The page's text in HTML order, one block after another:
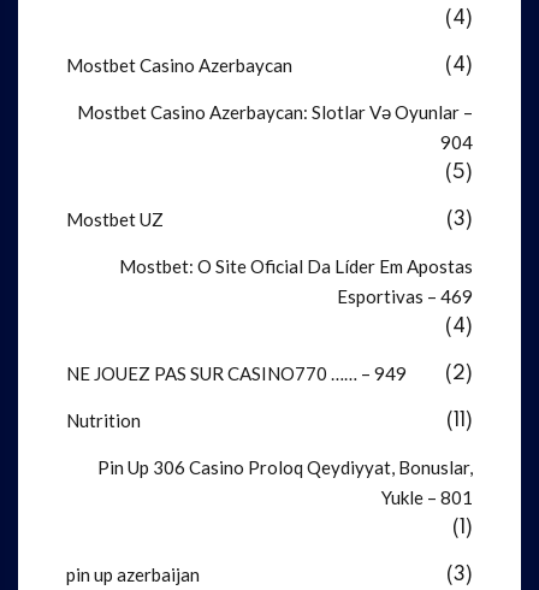
(4)
Mostbet Casino Azerbaycan (4)
Mostbet Casino Azerbaycan: Slotlar Və Oyunlar –
904
(5)
Mostbet UZ (3)
Mostbet: O Site Oficial Da Líder Em Apostas
Esportivas – 469
(4)
NE JOUEZ PAS SUR CASINO770 …… – 949 (2)
Nutrition (11)
Pin Up 306 Casino Proloq Qeydiyyat, Bonuslar,
Yukle – 801
(1)
pin up azerbaijan (3)